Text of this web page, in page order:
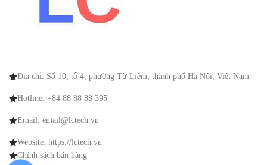
Địa chỉ: Số 10, tổ 4, phường Từ Liêm, thành phố Hà Nội, Việt Nam
Hotline: +84 88 88 88 395
Email: email@lctech.vn
Website: https://lctech.vn
Chính sách bán hàng